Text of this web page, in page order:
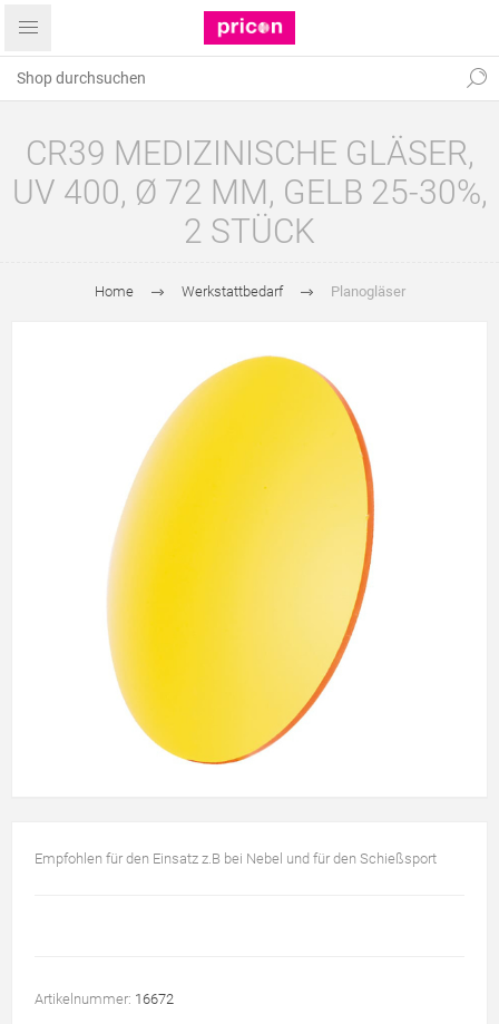
CR39 MEDIZINISCHE GLÄSER,
UV 400, Ø 72 MM, GELB 25-30%,
2 STÜCK
Home Werkstattbedarf Planogläser
Empfohlen für den Einsatz z.B bei Nebel und für den Schießsport
Artikelnummer: 16672